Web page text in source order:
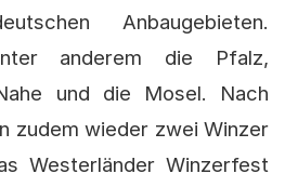
Anbaugebieten.
anderem die Pfalz,
und die Mosel. Nach
zudem wieder zwei Winzer
Westerländer Winzerfest